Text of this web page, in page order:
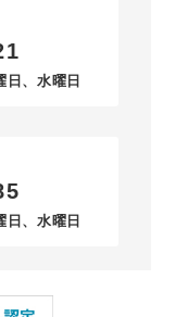
、水曜日
、水曜日